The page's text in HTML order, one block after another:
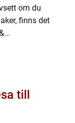
om du
finns det
till